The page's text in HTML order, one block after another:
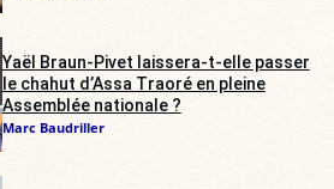
Yaël Braun-Pivet laissera-t-elle passer
le chahut d’Assa Traoré en pleine
Assemblée nationale ?
Marc Baudriller